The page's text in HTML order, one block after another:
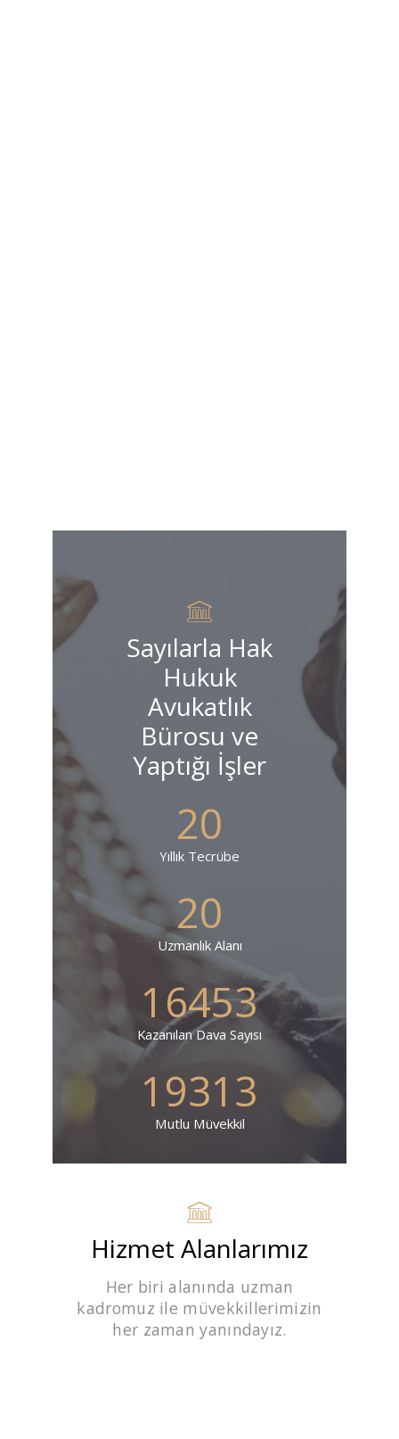
Sayılarla Hak
Hukuk
Avukatlık
Bürosu ve
Yaptığı İşler
20
Yıllık Tecrübe
20
Uzmanlık Alanı
16453
Kazanılan Dava Sayısı
19313
Mutlu Müvekkil
Hizmet Alanlarımız
Her biri alanında uzman
kadromuz ile müvekkillerimizin
her zaman yanındayız.